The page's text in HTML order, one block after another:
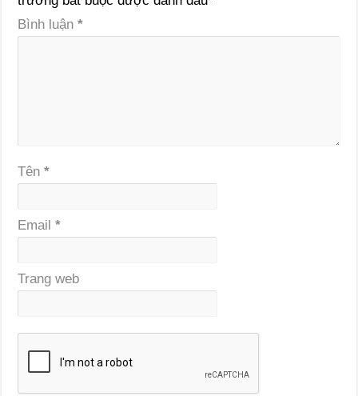
Bình luận*
Tên*
Email*
Trang web